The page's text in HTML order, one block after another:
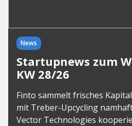
News
Startupnews zum
KW 28/26
Finto sammelt frisches
mit Treber-Upcycling
Vector Technologies